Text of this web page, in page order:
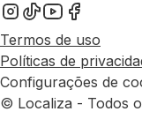
Termos de uso
Políticas de
Configurações de
© Localiza - Todos